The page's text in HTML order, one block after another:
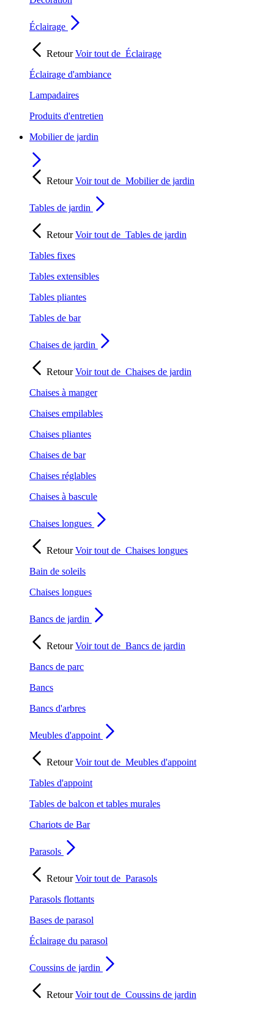
Éclairage
RetourVoir tout de Éclairage
Éclairage d'ambiance
Lampadaires
Produits d'entretien
Mobilier de jardin
RetourVoir tout de Mobilier de jardin
Tables de jardin
RetourVoir tout de Tables de jardin
Tables fixes
Tables extensibles
Tables pliantes
Tables de bar
Chaises de jardin
RetourVoir tout de Chaises de jardin
Chaises à manger
Chaises empilables
Chaises pliantes
Chaises de bar
Chaises réglables
Chaises à bascule
Chaises longues
RetourVoir tout de Chaises longues
Bain de soleils
Chaises longues
Bancs de jardin
RetourVoir tout de Bancs de jardin
Bancs de parc
Bancs
Bancs d'arbres
Meubles d'appoint
RetourVoir tout de Meubles d'appoint
Tables d'appoint
Tables de balcon et tables murales
Chariots de Bar
Parasols
RetourVoir tout de Parasols
Parasols flottants
Bases de parasol
Éclairage du parasol
Coussins de jardin
RetourVoir tout de Coussins de jardin